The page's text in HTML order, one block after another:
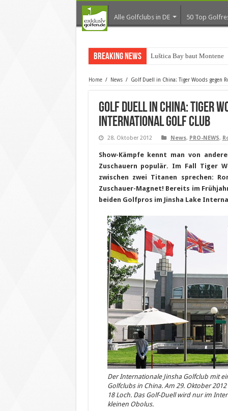
Alle Golfclubs in DE 50 Top
Breaking News Luštica Bay baut
Home / News / Golf Duell in China: Tiger Woods gegen
Golf Duell in China: Tiger
International Golf Club
28. Oktober 2012 News, PRO-NEWS,
Show-Kämpfe kennt man von
Zuschauern populär. Im Fall Tiger
zwischen zwei Titanen sprechen:
Zuschauer-Magnet! Bereits im
beiden Golfpros im Jinsha Lake
Der Internationale Jinsha Golfclub mit
Golfclubs in China. Am 29. Oktober
18 Loch. Das Golf-Duell wird nur im
kleinen Obolus.